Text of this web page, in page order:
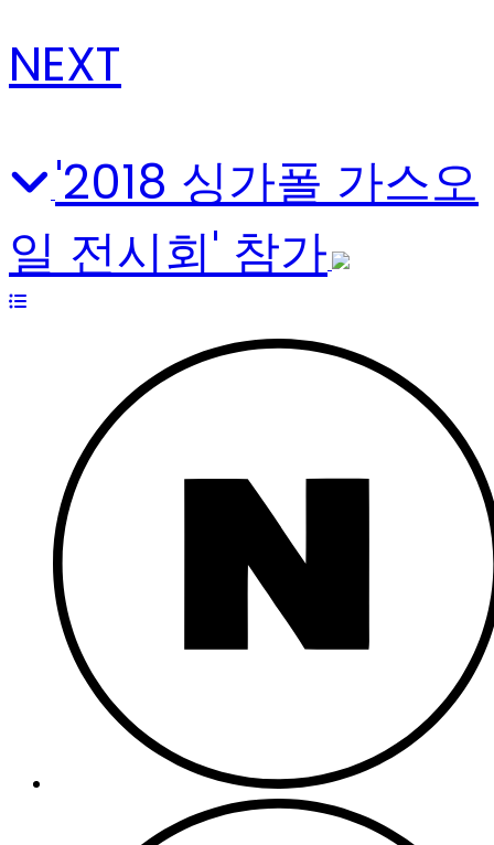
NEXT
'2018 싱가폴 가스오
일 전시회' 참가